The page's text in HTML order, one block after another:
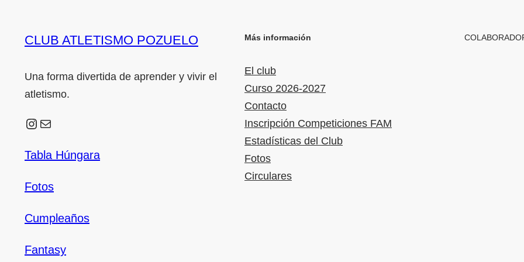
CLUB ATLETISMO POZUELO
Una forma divertida de aprender y vivir el
atletismo.
Instagram Correo electrónico
Tabla Húngara
Fotos
Cumpleaños
Fantasy
Más información
El club
Curso 2026-2027
Contacto
Inscripción Competiciones FAM
Estadísticas del Club
Fotos
Circulares